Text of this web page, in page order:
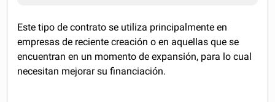
Este tipo de contrato se utiliza principalmente en
empresas de reciente creación o en aquellas que se
encuentran en un momento de expansión, para lo cual
necesitan mejorar su financiación.